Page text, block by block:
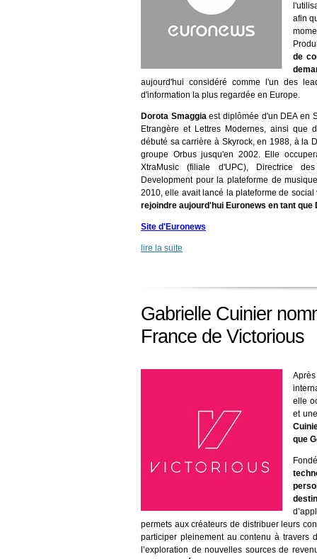
afin
de
aujourd'hui considéré comme l'un des
d'information la plus regardée en Europe.
Dorota Smaggiaest diplômée d'un DEA en
Etrangère et Lettres Modernes, ainsi que
débuté sa carrière à Skyrock, en 1988, à la
groupe Orbus jusqu'en 2002. Elle
XtraMusic (filiale d'UPC), Directrice
Development pour la plateforme de
2010, elle avait lancé la plateforme de
rejoindre aujourd'hui Euronews en tant
Site d'Euronews
lire la suite
Gabrielle Cuinier
France de Victorious
elle
et
que
permets aux créateurs de distribuer leurs
participer pleinement au contenu à travers
l’exploration de nouvelles sources de